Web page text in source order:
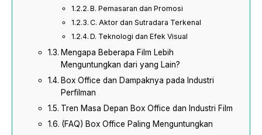
B. Pemasaran dan Promosi
C. Aktor dan Sutradara Terkenal
D. Teknologi dan Efek Visual
Mengapa Beberapa Film Lebih
Menguntungkan dari yang Lain?
Box Office dan Dampaknya pada Industri
Perfilman
Tren Masa Depan Box Office dan Industri Film
(FAQ) Box Office Paling Menguntungkan